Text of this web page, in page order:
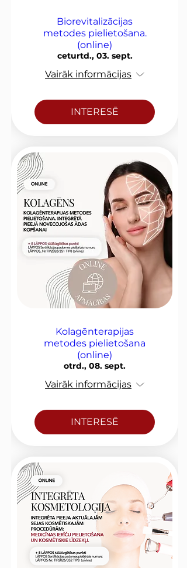
Biorevitalizācijas
metodes pielietošana.
(online)
ceturtd., 03. sept.
Vairāk informācijas
INTERESĒ
Kolagēnterapijas
metodes pielietošana
(online)
otrd., 08. sept.
Vairāk informācijas
INTERESĒ